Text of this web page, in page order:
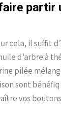
partir
cela, il suffit
d’arbre à
pilée
sont
vos